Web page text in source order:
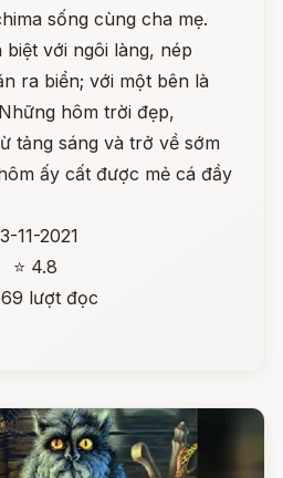
sống cùng cha mẹ.
với ngôi làng, nép
ra biển; với một bên là
hôm trời đẹp,
tảng sáng và trở về sớm
ấy cất được mẻ cá đầy
11-2021
⭐ 4.8
lượt đọc